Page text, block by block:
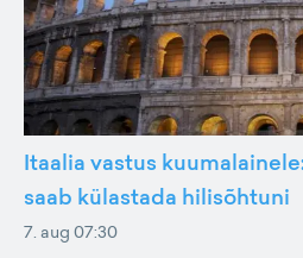
Itaalia vastus
saab külastada hilisõhtuni
7. aug 07:30